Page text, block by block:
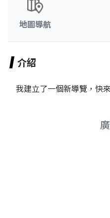
地圖導航
介紹
我建立了一個新導覽，快